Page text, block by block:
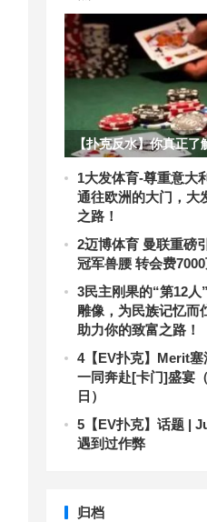
【扑克反水】你真正
别的时机吗？
1大发体育-尊重意大
通往欧洲的大门，大
之路！
2迈博体育 曼联重磅
冠军兽腰 转会费
3民主刚果的“第12
雕像，为民族记忆而
助力你的致富之路！
4【EV扑克】Merit塞
一同奔赴[卡门]盛宴
日）
5 【EV扑克】话题 |
遇到过作弊
归档